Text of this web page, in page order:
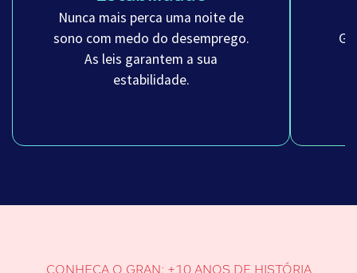
Nunca mais perca uma noite de
sono com medo do desemprego.
As leis garantem a sua
estabilidade.
CONHEÇA O GRAN: +10 ANOS DE HISTÓRIA